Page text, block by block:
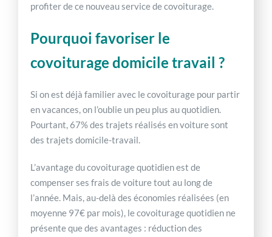
profiter de ce nouveau service de covoiturage.
Pourquoi favoriser le
covoiturage domicile travail ?
Si on est déjà familier avec le covoiturage pour partir
en vacances, on l’oublie un peu plus au quotidien.
Pourtant, 67% des trajets réalisés en voiture sont
des trajets domicile-travail.
L’avantage du covoiturage quotidien est de
compenser ses frais de voiture tout au long de
l’année. Mais, au-delà des économies réalisées (en
moyenne 97€ par mois), le covoiturage quotidien ne
présente que des avantages : réduction des